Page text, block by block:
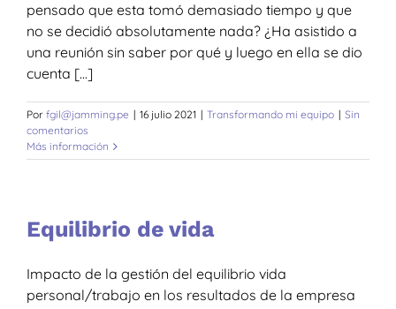
pensado que esta tomó demasiado tiempo y que
no se decidió absolutamente nada? ¿Ha asistido a
una reunión sin saber por qué y luego en ella se dio
cuenta [...]
Por fgil@jamming.pe | 16 julio 2021 | Transformando mi equipo | Sin
comentarios
Más información
Equilibrio de vida
Impacto de la gestión del equilibrio vida
personal/trabajo en los resultados de la empresa